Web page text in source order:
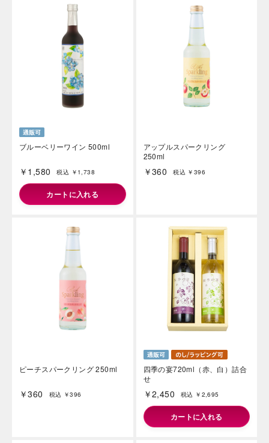
ブルーベリーワイン 500ml
￥1,580 税込 ￥1,738
カートに入れる
アップルスパークリング
250ml
￥360 税込 ￥396
ピーチスパークリング 250ml
￥360 税込 ￥396
四季の宴720ml（赤、白）詰合
せ
￥2,450 税込 ￥2,695
カートに入れる